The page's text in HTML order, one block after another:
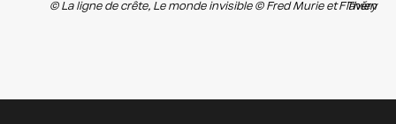
© La ligne de crête, Le monde invisible © Fred Murie et Flavien Théry